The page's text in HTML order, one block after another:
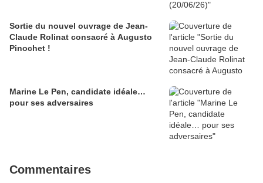
Sortie du nouvel ouvrage de Jean-
Claude Rolinat consacré à Augusto
Pinochet !
Marine Le Pen, candidate idéale…
pour ses adversaires
Commentaires